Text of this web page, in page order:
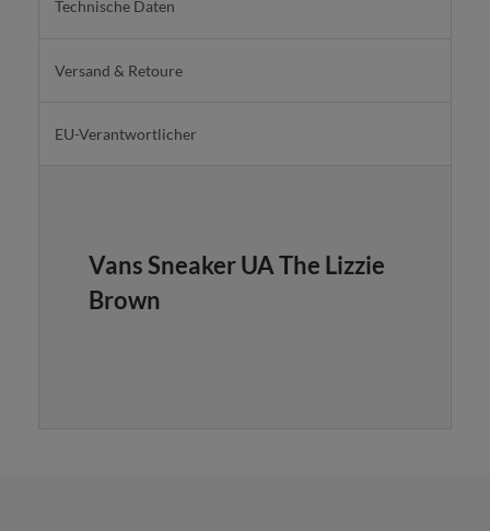
Technische Daten
Versand & Retoure
EU-Verantwortlicher
Vans Sneaker UA The Lizzie
Brown